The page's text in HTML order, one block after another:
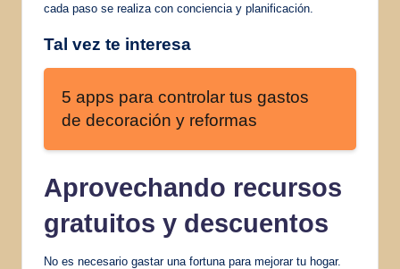
cada paso se realiza con conciencia y planificación.
Tal vez te interesa
5 apps para controlar tus gastos
de decoración y reformas
Aprovechando recursos
gratuitos y descuentos
No es necesario gastar una fortuna para mejorar tu hogar.